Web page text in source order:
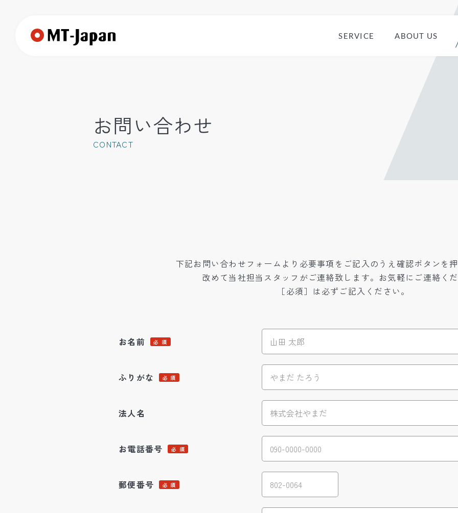
北九州ホームページ制作・WEBシステムなら株式会社エムティージャパン
SERVICE ABOUT US
お問い合わせ
CONTACT
下記お問い合わせフォームより必要事項をご記入のうえ確認ボタンを押
改めて当社担当スタッフがご連絡致します。お気軽にご連絡くだ
［必須］は必ずご記入ください。
お名前 必 須
ふりがな 必 須
法人名
お電話番号 必 須
郵便番号 必 須